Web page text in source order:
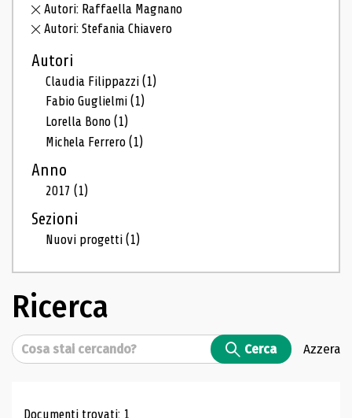
Autori: Raffaella Magnano
Autori: Stefania Chiavero
Autori
Claudia Filippazzi(1)
Fabio Guglielmi(1)
Lorella Bono(1)
Michela Ferrero(1)
Anno
2017(1)
Sezioni
Nuovi progetti(1)
Ricerca
Cerca Cerca Azzera
Documenti trovati: 1